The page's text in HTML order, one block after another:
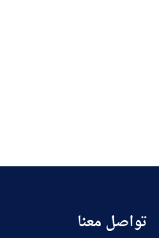
تواصل معنا